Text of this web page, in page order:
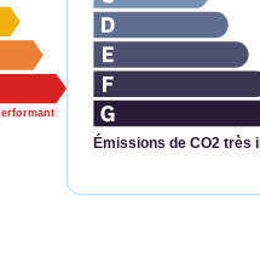
Émissions de CO2 très